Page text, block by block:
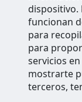
dispositivo.
funcionan
para
para
servicios
mostrarte
terceros,